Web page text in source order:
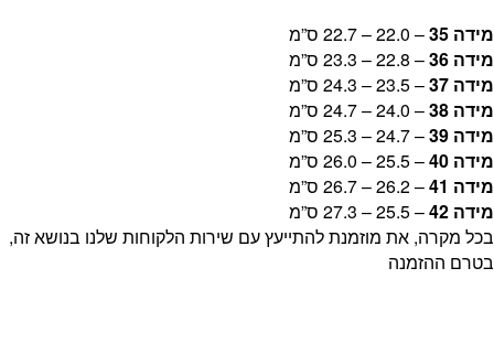
מידה 35
– 22.0 – 22.7 ס”מ
מידה 36
– 22.8 – 23.3 ס”מ
מידה 37
– 23.5 – 24.3 ס”מ
מידה 38
– 24.0 – 24.7 ס”מ
מידה 39
– 24.7 – 25.3 ס”מ
מידה 40
– 25.5 – 26.0 ס”מ
מידה 41
– 26.2 – 26.7 ס”מ
מידה 42
– 25.5 – 27.3 ס”מ
בכל מקרה, את מוזמנת להתייעץ עם שירות הלקוחות שלנו בנושא זה,
בטרם ההזמנה